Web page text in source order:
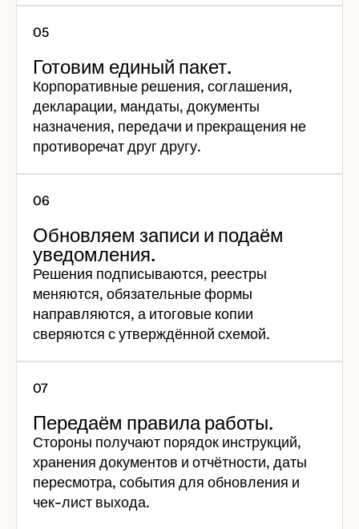
Готовим единый пакет.
Корпоративные решения, соглашения,
декларации, мандаты, документы
назначения, передачи и прекращения не
противоречат друг другу.
Обновляем записи и подаём
уведомления.
Решения подписываются, реестры
меняются, обязательные формы
направляются, а итоговые копии
сверяются с утверждённой схемой.
Передаём правила работы.
Стороны получают порядок инструкций,
хранения документов и отчётности, даты
пересмотра, события для обновления и
чек-лист выхода.